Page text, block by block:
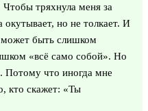
тряхнула меня за
но не толкает. И
может быть слишком
«всё само собой». Но
Потому что иногда мне
кто скажет: «Ты